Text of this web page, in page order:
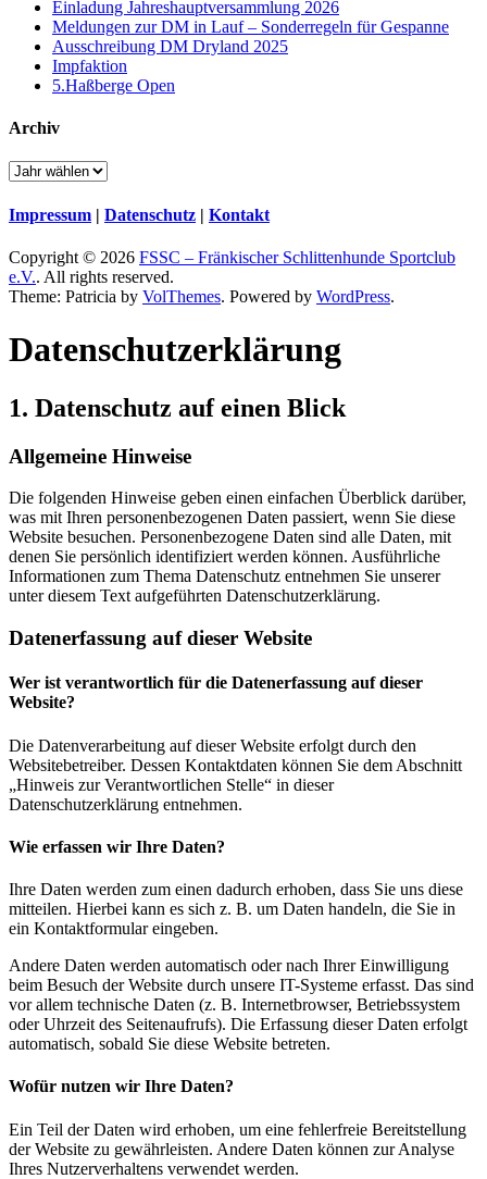
Einladung Jahreshauptversammlung 2026
Meldungen zur DM in Lauf – Sonderregeln für Gespanne
Ausschreibung DM Dryland 2025
Impfaktion
5.Haßberge Open
Archiv
Impressum | Datenschutz | Kontakt
Copyright © 2026 FSSC – Fränkischer Schlittenhunde Sportclub
e.V.. All rights reserved.
Theme: Patricia by VolThemes. Powered by WordPress.
Datenschutz­erklärung
1. Datenschutz auf einen Blick
Allgemeine Hinweise
Die folgenden Hinweise geben einen einfachen Überblick darüber,
was mit Ihren personenbezogenen Daten passiert, wenn Sie diese
Website besuchen. Personenbezogene Daten sind alle Daten, mit
denen Sie persönlich identifiziert werden können. Ausführliche
Informationen zum Thema Datenschutz entnehmen Sie unserer
unter diesem Text aufgeführten Datenschutzerklärung.
Datenerfassung auf dieser Website
Wer ist verantwortlich für die Datenerfassung auf dieser
Website?
Die Datenverarbeitung auf dieser Website erfolgt durch den
Websitebetreiber. Dessen Kontaktdaten können Sie dem Abschnitt
„Hinweis zur Verantwortlichen Stelle“ in dieser
Datenschutzerklärung entnehmen.
Wie erfassen wir Ihre Daten?
Ihre Daten werden zum einen dadurch erhoben, dass Sie uns diese
mitteilen. Hierbei kann es sich z. B. um Daten handeln, die Sie in
ein Kontaktformular eingeben.
Andere Daten werden automatisch oder nach Ihrer Einwilligung
beim Besuch der Website durch unsere IT-Systeme erfasst. Das sind
vor allem technische Daten (z. B. Internetbrowser, Betriebssystem
oder Uhrzeit des Seitenaufrufs). Die Erfassung dieser Daten erfolgt
automatisch, sobald Sie diese Website betreten.
Wofür nutzen wir Ihre Daten?
Ein Teil der Daten wird erhoben, um eine fehlerfreie Bereitstellung
der Website zu gewährleisten. Andere Daten können zur Analyse
Ihres Nutzerverhaltens verwendet werden.